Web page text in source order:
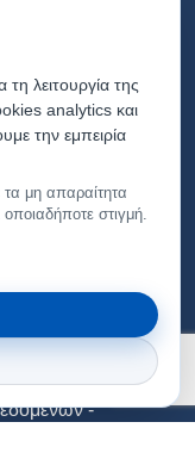
απορρήτου &
-
λειτουργία της
analytics και
την εμπειρία
μη απαραίτητα
στιγμή.